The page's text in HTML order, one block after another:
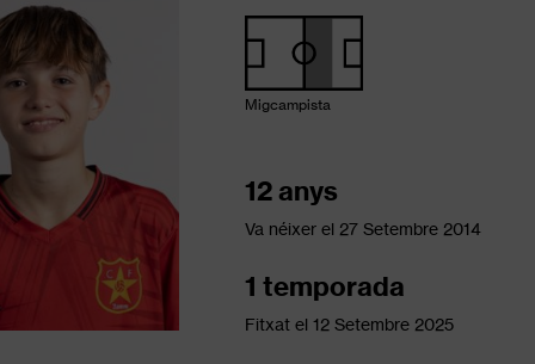
Migcampista
12 anys
Va néixer el 27 Setembre 2014
1 temporada
Fitxat el 12 Setembre 2025